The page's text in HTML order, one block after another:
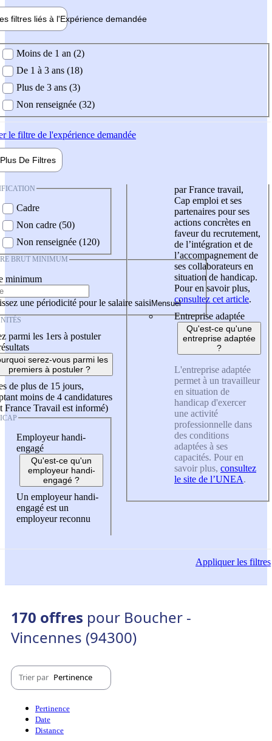
filtres liés à l'Expérience demandée
demandée
Moins de 1 an (2)
De 1 à 3 ans (18)
Plus de 3 ans (3)
Non renseignée (32)
le filtre de l'expérience demandée
Plus De Filtres
Cadre
Non cadre (50)
Non renseignée (120)
BRUT MINIMUM
minimum
une périodicité pour le salaire saisi
parmi les 1ers à postuler
serez-vous parmi les
premiers à postuler ?
de plus de 15 jours,
moins de 4 candidatures
France Travail est informé)
Employeur handi-
engagé
Qu'est-ce qu'un
employeur handi-
engagé ?
Un employeur handi-
engagé est un
employeur reconnu
par France travail,
Cap emploi et ses
partenaires pour ses
actions concrètes en
faveur du recrutement,
de l’intégration et de
l’accompagnement de
ses collaborateurs en
situation de handicap.
Pour en savoir plus,
consultez cet article.
Entreprise adaptée
Qu'est-ce qu'une
entreprise adaptée
?
L'entreprise adaptée
permet à un travailleur
en situation de
handicap d'exercer
une activité
professionnelle dans
des conditions
adaptées à ses
capacités. Pour en
savoir plus, consultez
le site de l’UNEA.
Appliquerles filtres
170 offres pour Boucher -
Vincennes (94300)
Trier par Pertinence
Pertinence
Date
Distance